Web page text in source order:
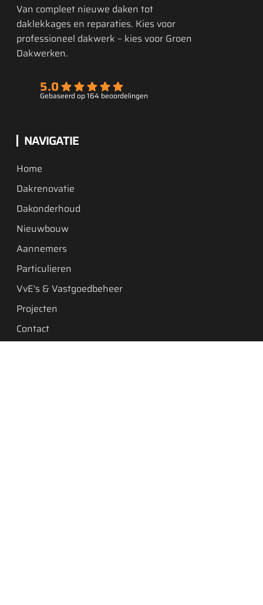
Van compleet nieuwe daken tot
daklekkages en reparaties. Kies voor
professioneel dakwerk – kies voor Groen
Dakwerken.
5.0
Gebaseerd op 164 beoordelingen
NAVIGATIE
Home
Dakrenovatie
Dakonderhoud
Nieuwbouw
Aannemers
Particulieren
VvE's & Vastgoedbeheer
Projecten
Contact